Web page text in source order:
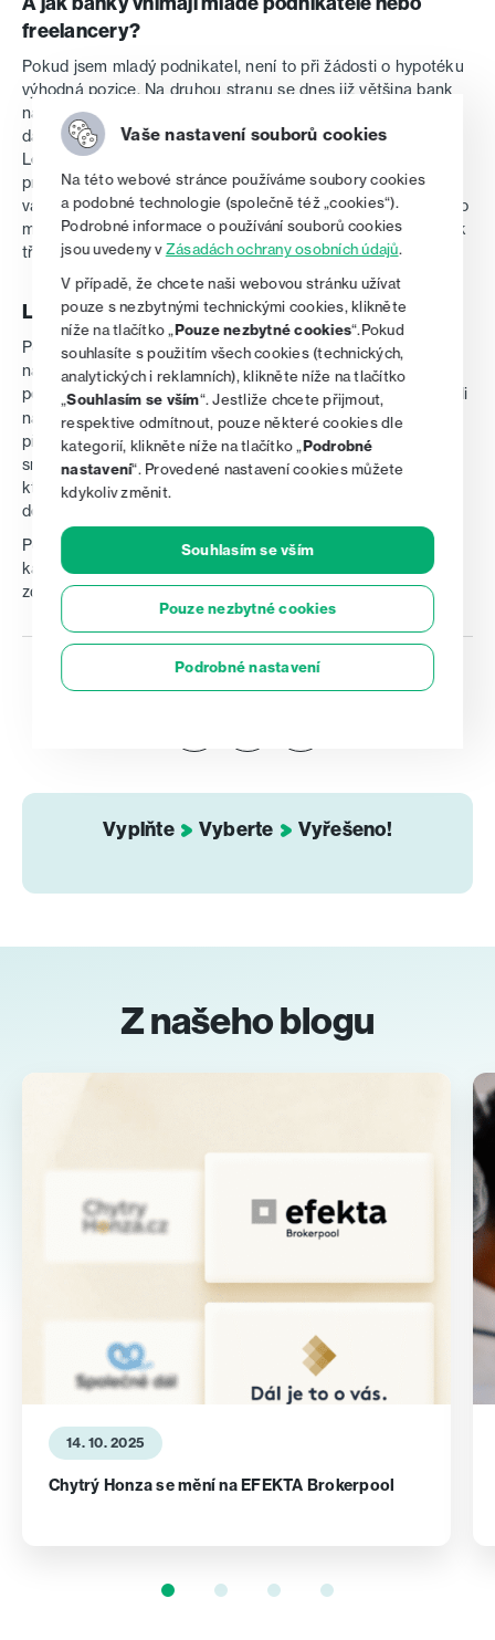
freelancery?
Pokud jsem mladý podnikatel, není to při žádosti o hypotéku
výhodná pozice. Na druhou stranu se dnes již většina bank
naučila přistupovat k podnikatelům jinak. Minimálně jedno
daňové přiznání banka chtít bude, s tím musíme počítat.
Lepší je samozřejmě mít dvě za sebou, kde je patrný
progresivní růst, k tomu banka přistupuje lépe. Nejlepší
variantou je se poradit, ukázat příjmy a s poradcem si říci, co
mohu udělat pro to, abych hypotéku dostal když ne nyní, tak
třeba příští rok.
Lze si schválení hypotéky ještě nějak „pojistit“?
Pokud máte vybranou nemovitost, je třeba rychle zjistit, jak
na tom jste. Zda vám banka poskytne úvěr. To zjistíte
pomocíhypoteční kalkulačky.Online se rychle dozvíte, jestli
na požadovanou úvěrovou částku vůbec dosáhnete. V
případě kladného výsledku hypoteční kalkulačka přehledně
srovná nejvýhodnější nabídky a pomůže při rozhodování,
kterou banku oslovit. Ne vždy totiž platí, že nejlepší nabídku
dostanete od vaší „domovské“ banky.
Pokud jsou příjmy, v porovnání s cenou nemovitosti, nízké,
kalkulačka na tento fakt hned upozorní a ušetří tak
zdlouhavý proces dotazování po bankách.
Hodnocení:
Vyplňte Vyberte Vyřešeno!
Z našeho blogu
14. 10. 2025
Chytrý Honza se mění na EFEKTA Brokerpool
Vaše nastavení souborů cookies
Na této webové stránce používáme soubory cookies
a podobné technologie (společně též „cookies“).
Podrobné informace o používání souborů cookies
jsou uvedeny vZásadách ochrany osobních údajů.
V případě, že chcete naši webovou stránku užívat
pouze s nezbytnými technickými cookies, klikněte
níže na tlačítko „Pouze nezbytné cookies“.Pokud
souhlasíte s použitím všech cookies (technických,
analytických i reklamních), klikněte níže na tlačítko
„Souhlasím se vším“. Jestliže chcete přijmout,
respektive odmítnout, pouze některé cookies dle
kategorií, klikněte níže na tlačítko „Podrobné
nastavení“. Provedené nastavení cookies můžete
kdykoliv změnit.
Souhlasím se vším
Pouze nezbytné cookies
Podrobné nastavení